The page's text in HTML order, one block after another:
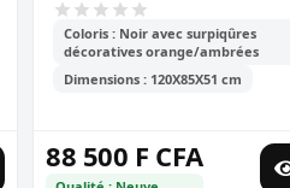
Coloris : Noir avec surpiqûres
décoratives orange/ambrées
Dimensions : 120X85X51 cm
88 500 F CFA